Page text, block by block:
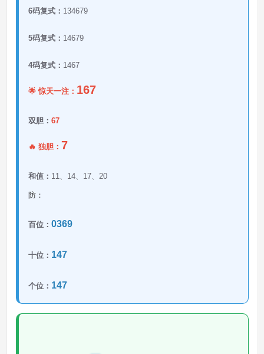
6码复式： 134679
5码复式： 14679
4码复式： 1467
🌟 惊天一注： 167
双胆： 67
🔥 独胆： 7
和值： 11、14、17、20
防：
百位： 0369
十位： 147
个位： 147